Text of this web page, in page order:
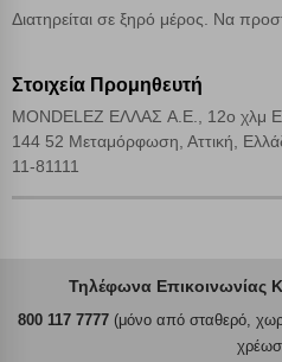
Διατηρείται σε ξηρό μέρος. Να
Στοιχεία Προμηθευτή
MONDELEZ ΕΛΛΑΣ A.E., 12ο χλμ
144 52 Μεταμόρφωση, Αττική,
11-81111
Τηλέφωνα Επικοινωνίας
800 117 7777(μόνο από σταθερό,